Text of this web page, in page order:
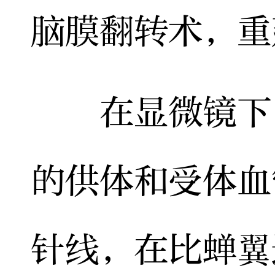
脑膜翻转术，
在显微镜下
的供体和受体
针线，在比蝉